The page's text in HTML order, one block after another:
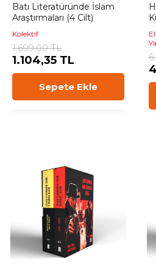
Batı Literatüründe İslam
Araştırmaları (4 Cilt)
Kolektif
1.699,00 TL
1.104,35 TL
Sepete Ekle